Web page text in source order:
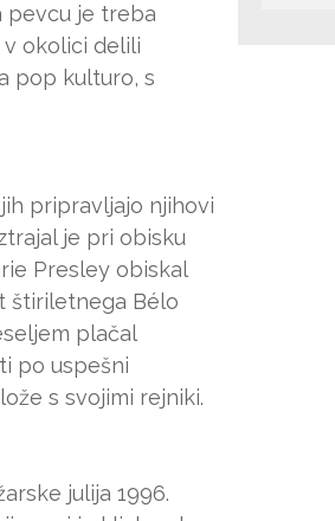
pevcu je treba
okolici delili
pop kulturo, s
pripravljajo njihovi
je pri obisku
Presley obiskal
štiriletnega Bélo
plačal
po uspešni
s svojimi rejniki.
julija 1996.